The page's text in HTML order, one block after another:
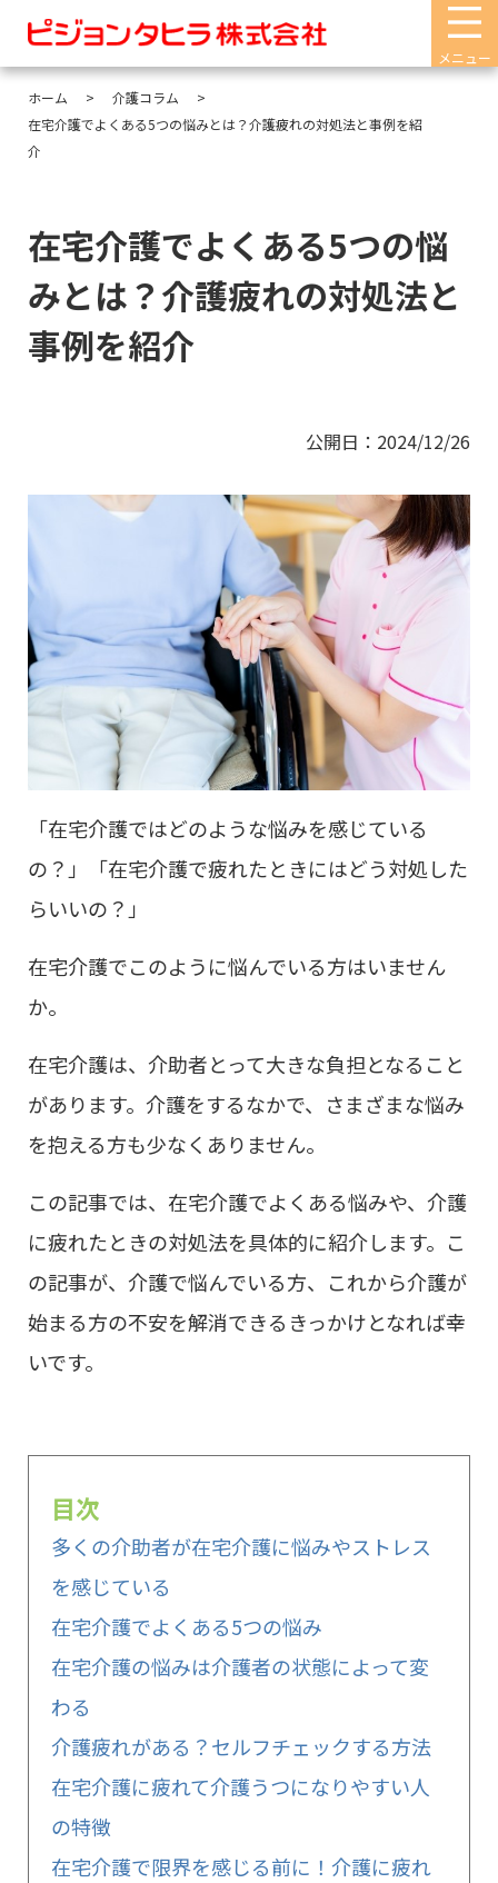
メニュー
ホーム
介護コラム
在宅介護でよくある5つの悩みとは？介護疲れの対処法と事例を紹
介
在宅介護でよくある5つの悩
みとは？介護疲れの対処法と
事例を紹介
公開日：2024/12/26
「在宅介護ではどのような悩みを感じている
の？」「在宅介護で疲れたときにはどう対処した
らいいの？」
在宅介護でこのように悩んでいる方はいません
か。
在宅介護は、介助者とって大きな負担となること
があります。介護をするなかで、さまざまな悩み
を抱える方も少なくありません。
この記事では、在宅介護でよくある悩みや、介護
に疲れたときの対処法を具体的に紹介します。こ
の記事が、介護で悩んでいる方、これから介護が
始まる方の不安を解消できるきっかけとなれば幸
いです。
目次
多くの介助者が在宅介護に悩みやストレス
を感じている
在宅介護でよくある5つの悩み
在宅介護の悩みは介護者の状態によって変
わる
介護疲れがある？セルフチェックする方法
在宅介護に疲れて介護うつになりやすい人
の特徴
在宅介護で限界を感じる前に！介護に疲れ